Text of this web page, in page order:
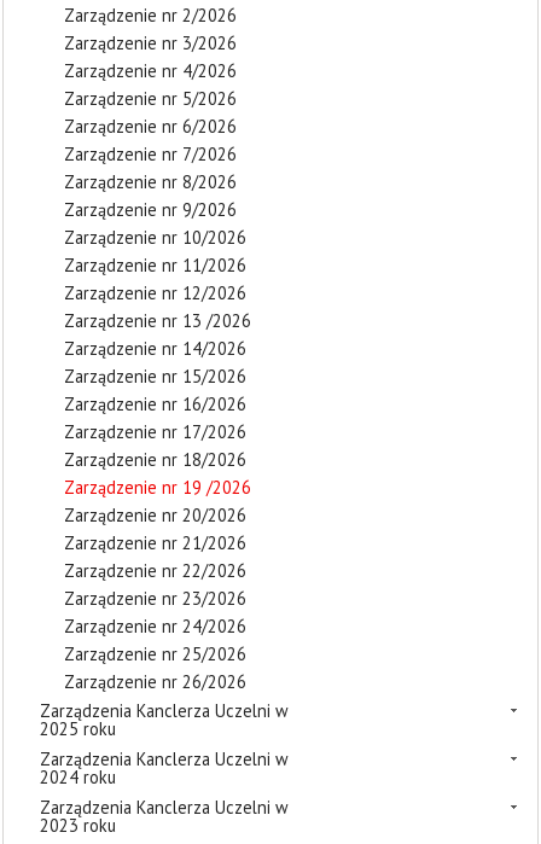
Zarządzenie nr 2/2026
Zarządzenie nr 3/2026
Zarządzenie nr 4/2026
Zarządzenie nr 5/2026
Zarządzenie nr 6/2026
Zarządzenie nr 7/2026
Zarządzenie nr 8/2026
Zarządzenie nr 9/2026
Zarządzenie nr 10/2026
Zarządzenie nr 11/2026
Zarządzenie nr 12/2026
Zarządzenie nr 13 /2026
Zarządzenie nr 14/2026
Zarządzenie nr 15/2026
Zarządzenie nr 16/2026
Zarządzenie nr 17/2026
Zarządzenie nr 18/2026
Zarządzenie nr 19 /2026
Zarządzenie nr 20/2026
Zarządzenie nr 21/2026
Zarządzenie nr 22/2026
Zarządzenie nr 23/2026
Zarządzenie nr 24/2026
Zarządzenie nr 25/2026
Zarządzenie nr 26/2026
Zarządzenia Kanclerza Uczelni w
2025 roku
Zarządzenia Kanclerza Uczelni w
2024 roku
Zarządzenia Kanclerza Uczelni w
2023 roku